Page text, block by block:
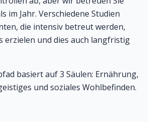
im Jahr. Verschiedene Studien
die intensiv betreut werden,
erzielen und dies auch langfristig
basiert auf 3 Säulen: Ernährung,
und soziales Wohlbefinden.